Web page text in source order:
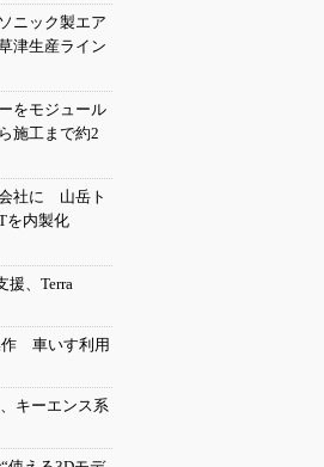
ニック製エア
津生産ライン
をモジュール
施工まで約2
社に 山岳ト
を内製化
援、Terra
作 車いす利用
キーエンス系